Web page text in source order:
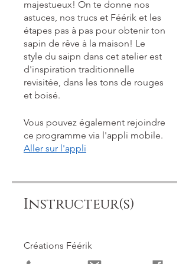
majestueux! On te donne nos
astuces, nos trucs et Féérik et les
étapes pas à pas pour obtenir ton
sapin de rêve à la maison! Le
style du saipn dans cet atelier est
d'inspiration traditionnelle
revisitée, dans les tons de rouges
et boisé.
Vous pouvez également rejoindre
ce programme via l'appli mobile.
Aller sur l'appli
Instructeur(s)
Créations Féérik